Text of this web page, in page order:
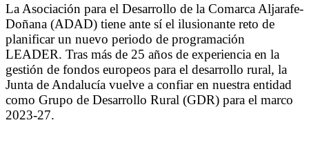
La Asociación para el Desarrollo de la Comarca Aljarafe-
Doñana (ADAD) tiene ante sí el ilusionante reto de
planificar un nuevo periodo de programación
LEADER. Tras más de 25 años de experiencia en la
gestión de fondos europeos para el desarrollo rural, la
Junta de Andalucía vuelve a confiar en nuestra entidad
como Grupo de Desarrollo Rural (GDR) para el marco
2023-27.